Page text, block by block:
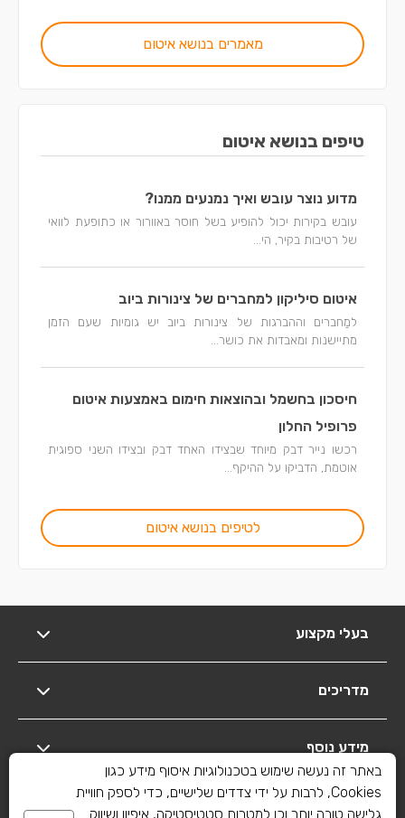
מאמרים בנושא איטום
טיפים בנושא איטום
מדוע נוצר עובש ואיך נמנעים ממנו?
עובש בקירות יכול להופיע בשל חוסר באוורור או כתופעת לוואי
של רטיבות בקיר, הי...
איטום סיליקון למחברים של צינורות ביוב
למַחברים וההברגות של צינורות ביוב יש גומיות שעם הזמן
מתיישנות ומאבדות את כושר...
חיסכון בחשמל ובהוצאות חימום באמצעות איטום
פרופיל החלון
רכשו נייר דבק מיוחד שבצידו האחד דבק ובצידו השני ספוגית
אוטמת, הדביקו על ההיקף...
לטיפים בנושא איטום
בעלי מקצוע
מדריכים
מידע נוסף
יצירת קשר
באתר זה נעשה שימוש בטכנולוגיות איסוף מידע כגון
Cookies, לרבות על ידי צדדים שלישיים, כדי לספק חוויית
גלישה טובה יותר וכן למטרות סטטיסטיקה, איפיון ושיווק.